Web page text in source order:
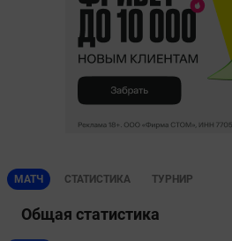
МАТЧ СТАТИСТИКА ТУРНИР
Общая статистика